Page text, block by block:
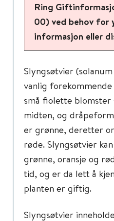
Ring
00) ved behov for
informasjon eller
Slyngsøtvier
vanlig
små fiolette blomster
midten, og
er grønne, deretter
røde. Slyngsøtvier
grønne, oransje og
tid, og er da lett å
planten er giftig.
Slyngsøtvier